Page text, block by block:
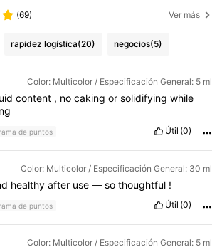
(69) Ver más
rapidez logística(20) negocios(5)
Color: Multicolor / Especificación General: 5 ml
content , nocakingorsolidifyingwhile
de puntos Útil (0)
Color: Multicolor / Especificación General: 30 ml
healthyafter use—sothoughtful !
de puntos Útil (0)
Color: Multicolor / Especificación General: 5 ml